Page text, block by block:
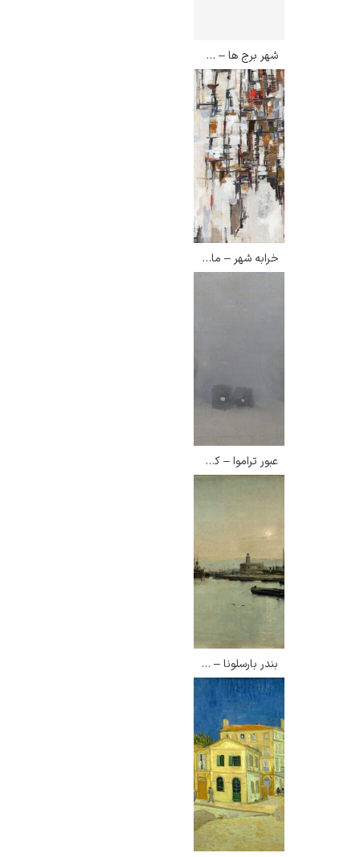
شهر برج ها – ماریا هلنا داسیلوا
خرابه شهر – ماریا هلنا داسیلوا
عبور تراموا – کلاریس بکت
بندر بارسلونا – الیزئو مایفرن